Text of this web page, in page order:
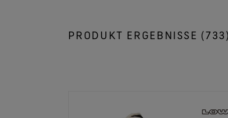
PRODUKT ERGEBNISSE (733